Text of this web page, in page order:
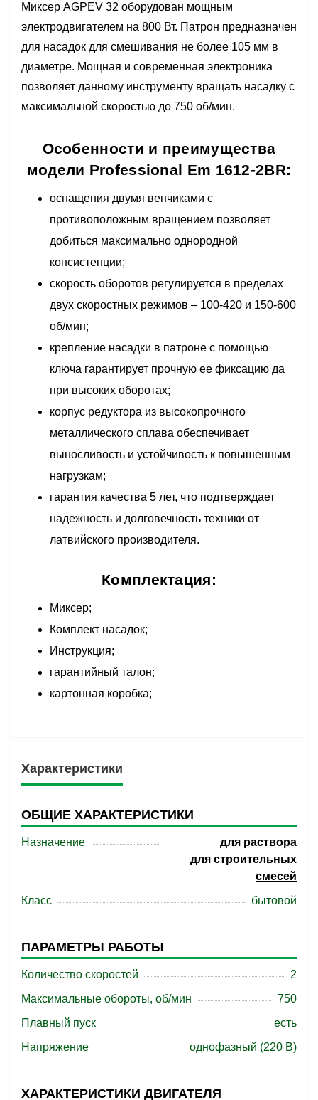
Миксер AGPEV 32 оборудован мощным
электродвигателем на 800 Вт. Патрон предназначен
для насадок для смешивания не более 105 мм в
диаметре. Мощная и современная электроника
позволяет данному инструменту вращать насадку с
максимальной скоростью до 750 об/мин.
Особенности и преимущества
модели Professional Em 1612-2BR:
оснащения двумя венчиками с
противоположным вращением позволяет
добиться максимально однородной
консистенции;
скорость оборотов регулируется в пределах
двух скоростных режимов – 100-420 и 150-600
об/мин;
крепление насадки в патроне с помощью
ключа гарантирует прочную ее фиксацию да
при высоких оборотах;
корпус редуктора из высокопрочного
металлического сплава обеспечивает
выносливость и устойчивость к повышенным
нагрузкам;
гарантия качества 5 лет, что подтверждает
надежность и долговечность техники от
латвийского производителя.
Комплектация:
Миксер;
Комплект насадок;
Инструкция;
гарантийный талон;
картонная коробка;
Характеристики
ОБЩИЕ ХАРАКТЕРИСТИКИ
Назначение
для раствора
для строительных
смесей
Класс
бытовой
ПАРАМЕТРЫ РАБОТЫ
Количество скоростей
2
Максимальные обороты, об/мин
750
Плавный пуск
есть
Напряжение
однофазный (220 В)
ХАРАКТЕРИСТИКИ ДВИГАТЕЛЯ